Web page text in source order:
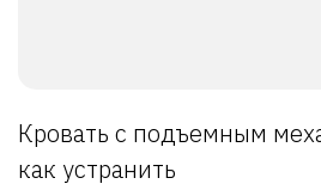
Кровать с подъемным
как устранить